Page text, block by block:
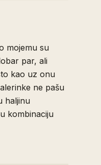
mojemu su
par, ali
kao uz onu
ne pašu
haljinu
kombinaciju